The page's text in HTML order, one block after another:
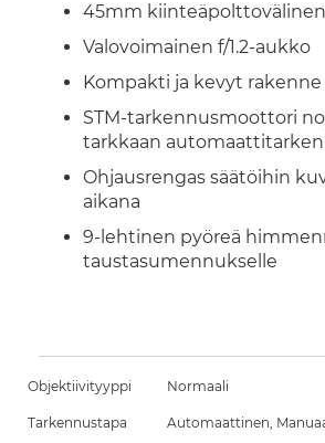
45mm
Valovoimainen f/1.2-aukko
Kompakti ja kevyt rakenne
STM-tarkennusmoottori
tarkkaan
Ohjausrengas säätöihin
aikana
9-lehtinen pyöreä
taustasumennukselle
Objektiivityyppi Normaali
Tarkennustapa Automaattinen,